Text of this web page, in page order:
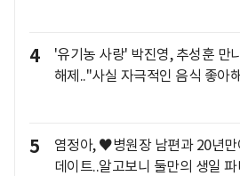
4
'유기농 사랑' 박진영, 추성훈 만
해제.."사실 자극적인 음식 좋아
5
염정아, ♥병원장 남편과 20년만
데이트..알고보니 둘만의 생일